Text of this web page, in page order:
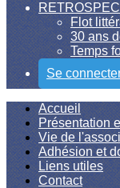
Flot
30 ans
Temps
Se
Accueil
Présentation
Vie de
Adhésion et
Liens utiles
Contact